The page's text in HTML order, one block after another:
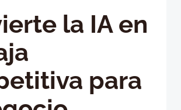
la IA en
para